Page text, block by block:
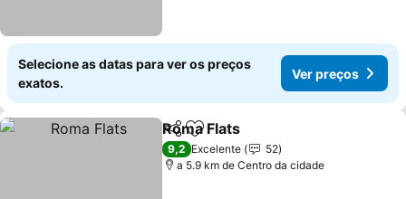
Selecione as datas para ver os preços
exatos.
Ver preços
PartilharAdicionar aos favoritos
Roma Flats
9,2 Excelente
52
a 5.9 km de Centro da cidade